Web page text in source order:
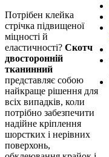
Потрібен клейка
стрічка підвищеної
міцності й
еластичності? Скотч
двосторонній
тканинний
представляє собою
найкраще рішення для
всіх випадків, коли
потрібно забезпечити
надійне кріплення
шорстких і нерівних
поверхонь,